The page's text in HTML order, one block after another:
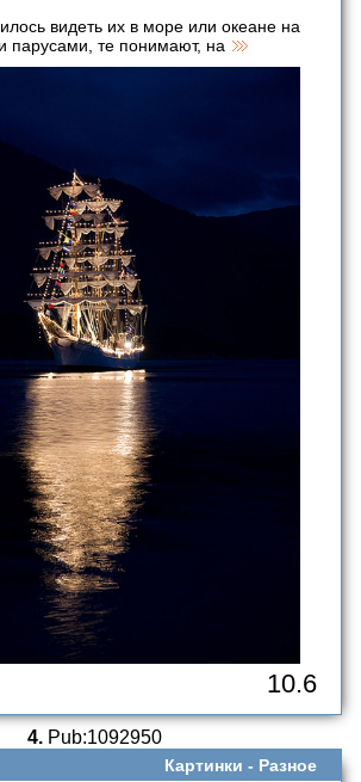
видеть их в море или океане на
парусами, те понимают, на
10.6
4.Pub:1092950
Картинки - Разное